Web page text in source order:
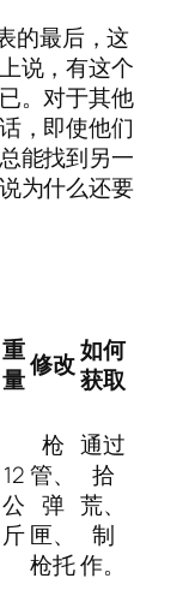
的最后，这
说，有这个
。对于其他
，即使他们
能找到另一
为什么还要
重
量修改如何
获取
12
公
斤
枪
管、
弹
匣、
枪托
通过
拾
荒、
制
作。